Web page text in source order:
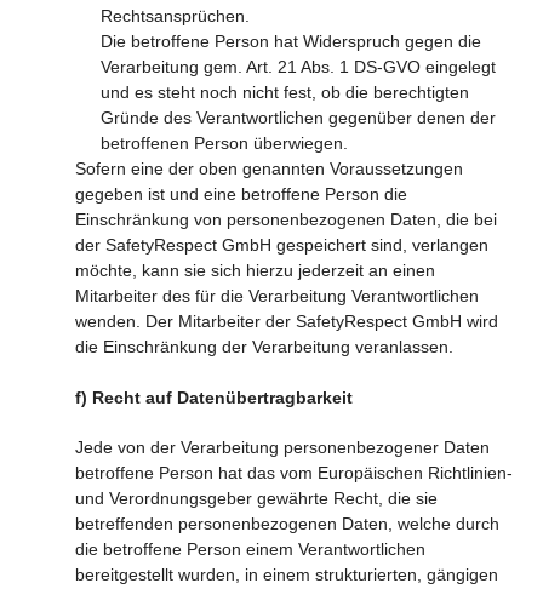
Rechtsansprüchen.
Die betroffene Person hat Widerspruch gegen die
Verarbeitung gem. Art. 21 Abs. 1 DS-GVO eingelegt
und es steht noch nicht fest, ob die berechtigten
Gründe des Verantwortlichen gegenüber denen der
betroffenen Person überwiegen.
Sofern eine der oben genannten Voraussetzungen
gegeben ist und eine betroffene Person die
Einschränkung von personenbezogenen Daten, die bei
der SafetyRespect GmbH gespeichert sind, verlangen
möchte, kann sie sich hierzu jederzeit an einen
Mitarbeiter des für die Verarbeitung Verantwortlichen
wenden. Der Mitarbeiter der SafetyRespect GmbH wird
die Einschränkung der Verarbeitung veranlassen.
f) Recht auf Datenübertragbarkeit
Jede von der Verarbeitung personenbezogener Daten
betroffene Person hat das vom Europäischen Richtlinien-
und Verordnungsgeber gewährte Recht, die sie
betreffenden personenbezogenen Daten, welche durch
die betroffene Person einem Verantwortlichen
bereitgestellt wurden, in einem strukturierten, gängigen